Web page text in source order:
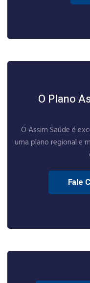
O Plano
O Assim Saúde é
uma plano regional e
Fale